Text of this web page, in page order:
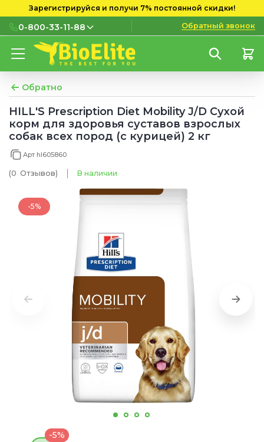
Зарегистрируйся и получи 7% постоянной скидки!
0-800-33-11-88
0-800-33-11-88
мобильных номеров
(097) 133 11 88
(095) 133 11 88
(073) 133 11 88
Обратный звонок
Обратно
HILL'S Prescription Diet Mobility J/D Сухой
корм для здоровья суставов взрослых
собак всех пород (с курицей) 2 кг
Арт hl605860
(0 Отзывов) В наличии
-5%
-5%